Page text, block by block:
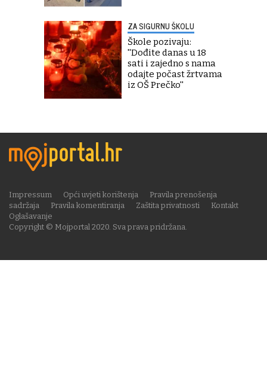
ZA SIGURNU ŠKOLU
Škole pozivaju:
''Dođite danas u 18
sati i zajedno s nama
odajte počast žrtvama
iz OŠ Prečko''
Copyright © Mojportal 2020. Sva prava pridržana.
Impressum Opći uvjeti korištenja
Pravila prenošenja
sadržaja
Pravila komentiranja Zaštita privatnosti
Kontakt
Oglašavanje